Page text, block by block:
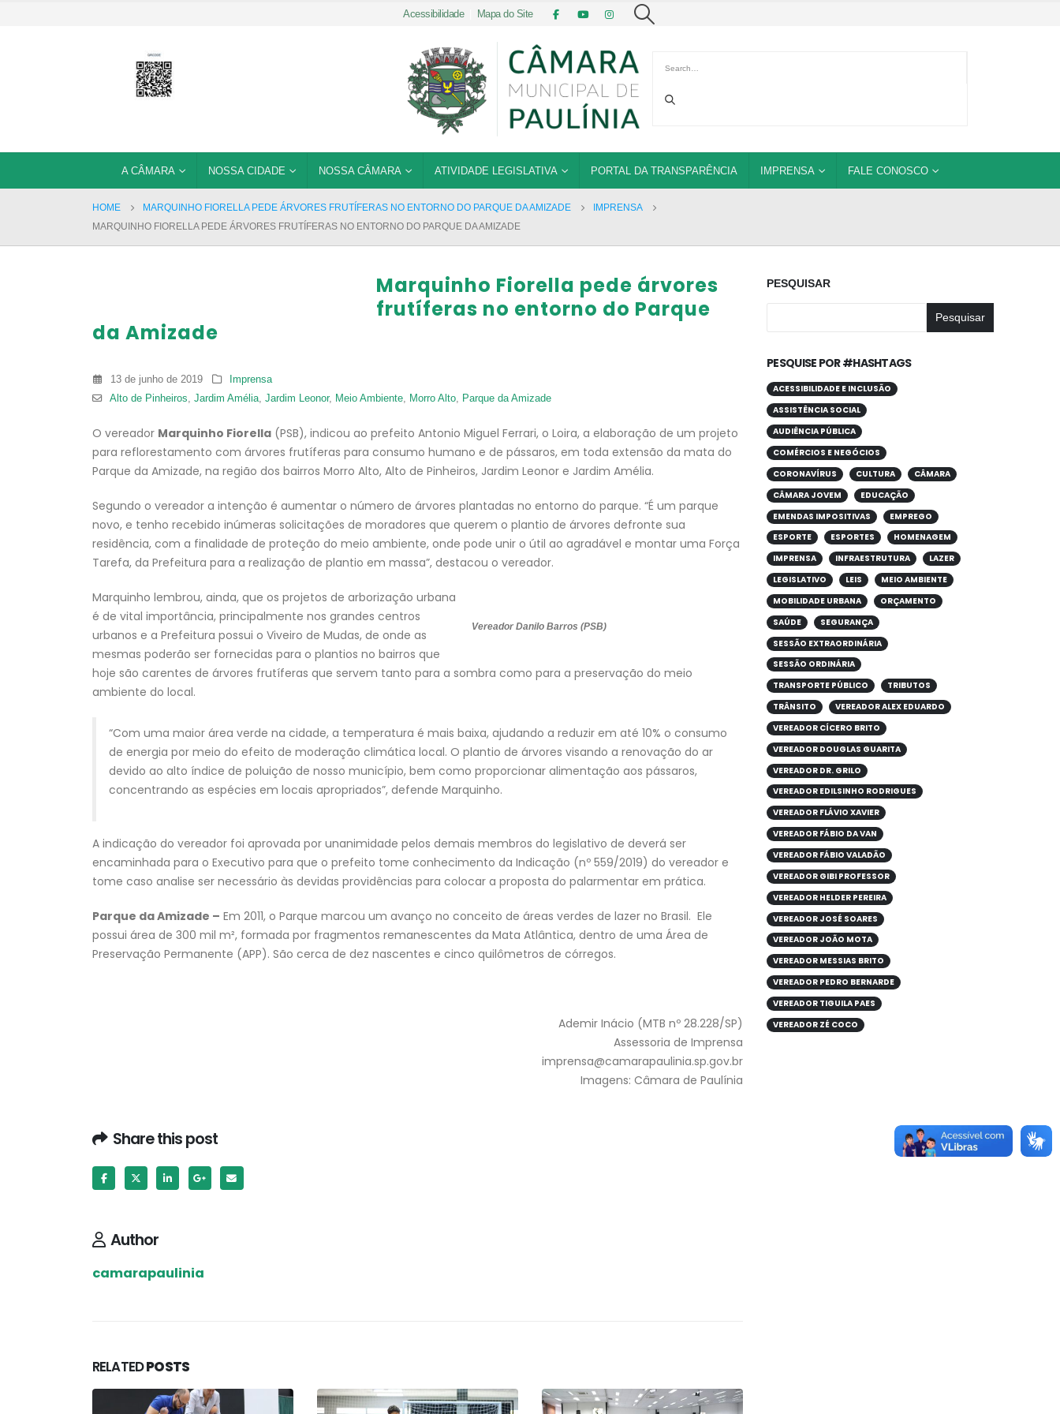
Acessibilidade| Mapa do Site
A CÂMARA NOSSA CIDADE NOSSA CÂMARA ATIVIDADE LEGISLATIVA PORTAL DA TRANSPARÊNCIA IMPRENSA FALE CONOSCO
HOME MARQUINHO FIORELLA PEDE ÁRVORES FRUTÍFERAS NO ENTORNO DO PARQUE DA AMIZADE
IMPRENSA
MARQUINHO FIORELLA PEDE ÁRVORES FRUTÍFERAS NO ENTORNO DO PARQUE DA AMIZADE
Marquinho Fiorella pede árvores
frutíferas no entorno do Parque
da Amizade
13 de junho de 2019
Imprensa
Alto de Pinheiros, Jardim Amélia, Jardim Leonor, Meio Ambiente, Morro Alto, Parque da Amizade
O vereador Marquinho Fiorella (PSB), indicou ao prefeito Antonio Miguel Ferrari, o Loira, a elaboração de um projeto
para reflorestamento com árvores frutíferas para consumo humano e de pássaros, em toda extensão da mata do
Parque da Amizade, na região dos bairros Morro Alto, Alto de Pinheiros, Jardim Leonor e Jardim Amélia.
Segundo o vereador a intenção é aumentar o número de árvores plantadas no entorno do parque. “É um parque
novo, e tenho recebido inúmeras solicitações de moradores que querem o plantio de árvores defronte sua
residência, com a finalidade de proteção do meio ambiente, onde pode unir o útil ao agradável e montar uma Força
Tarefa, da Prefeitura para a realização de plantio em massa”, destacou o vereador.
Vereador Danilo Barros (PSB)
Marquinho lembrou, ainda, que os projetos de arborização urbana
é de vital importância, principalmente nos grandes centros
urbanos e a Prefeitura possui o Viveiro de Mudas, de onde as
mesmas poderão ser fornecidas para o plantios no bairros que
hoje são carentes de árvores frutíferas que servem tanto para a sombra como para a preservação do meio
ambiente do local.
“Com uma maior área verde na cidade, a temperatura é mais baixa, ajudando a reduzir em até 10% o consumo
de energia por meio do efeito de moderação climática local. O plantio de árvores visando a renovação do ar
devido ao alto índice de poluição de nosso município, bem como proporcionar alimentação aos pássaros,
concentrando as espécies em locais apropriados”, defende Marquinho.
A indicação do vereador foi aprovada por unanimidade pelos demais membros do legislativo de deverá ser
encaminhada para o Executivo para que o prefeito tome conhecimento da Indicação (nº 559/2019) do vereador e
tome caso analise ser necessário às devidas providências para colocar a proposta do palarmentar em prática.
Parque da Amizade – Em 2011, o Parque marcou um avanço no conceito de áreas verdes de lazer no Brasil. Ele
possui área de 300 mil m², formada por fragmentos remanescentes da Mata Atlântica, dentro de uma Área de
Preservação Permanente (APP). São cerca de dez nascentes e cinco quilômetros de córregos.
Ademir Inácio (MTB nº 28.228/SP)
Assessoria de Imprensa
imprensa@camarapaulinia.sp.gov.br
Imagens: Câmara de Paulínia
Share this post
Author
camarapaulinia
RELATEDPOSTS
PESQUISAR
Pesquisar
PESQUISE POR #HASHTAGS
ACESSIBILIDADE E INCLUSÃO
ASSISTÊNCIA SOCIAL
AUDIÊNCIA PÚBLICA
COMÉRCIOS E NEGÓCIOS
CORONAVÍRUS
CULTURA
CÂMARA
CÂMARA JOVEM
EDUCAÇÃO
EMENDAS IMPOSITIVAS
EMPREGO
ESPORTE
ESPORTES
HOMENAGEM
IMPRENSA
INFRAESTRUTURA
LAZER
LEGISLATIVO
LEIS
MEIO AMBIENTE
MOBILIDADE URBANA
ORÇAMENTO
SAÚDE
SEGURANÇA
SESSÃO EXTRAORDINÁRIA
SESSÃO ORDINÁRIA
TRANSPORTE PÚBLICO
TRIBUTOS
TRÂNSITO
VEREADOR ALEX EDUARDO
VEREADOR CÍCERO BRITO
VEREADOR DOUGLAS GUARITA
VEREADOR DR. GRILO
VEREADOR EDILSINHO RODRIGUES
VEREADOR FLÁVIO XAVIER
VEREADOR FÁBIO DA VAN
VEREADOR FÁBIO VALADÃO
VEREADOR GIBI PROFESSOR
VEREADOR HELDER PEREIRA
VEREADOR JOSÉ SOARES
VEREADOR JOÃO MOTA
VEREADOR MESSIAS BRITO
VEREADOR PEDRO BERNARDE
VEREADOR TIGUILA PAES
VEREADOR ZÉ COCO